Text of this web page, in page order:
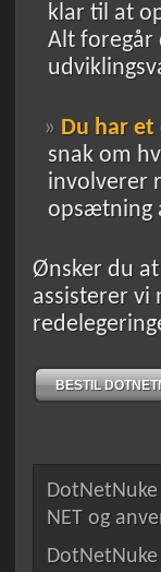
klar til at
Alt foregår
Du har et
snak om
involverer
opsætning
Ønsker du
assisterer vi
BESTIL
NET og